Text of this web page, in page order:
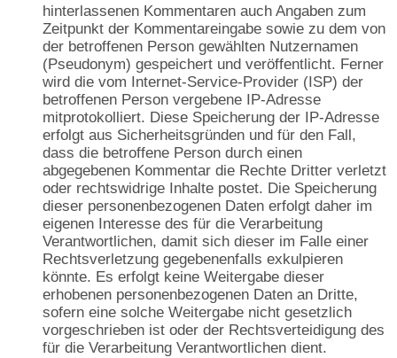
hinterlassenen Kommentaren auch Angaben zum
Zeitpunkt der Kommentareingabe sowie zu dem von
der betroffenen Person gewählten Nutzernamen
(Pseudonym) gespeichert und veröffentlicht. Ferner
wird die vom Internet-Service-Provider (ISP) der
betroffenen Person vergebene IP-Adresse
mitprotokolliert. Diese Speicherung der IP-Adresse
erfolgt aus Sicherheitsgründen und für den Fall,
dass die betroffene Person durch einen
abgegebenen Kommentar die Rechte Dritter verletzt
oder rechtswidrige Inhalte postet. Die Speicherung
dieser personenbezogenen Daten erfolgt daher im
eigenen Interesse des für die Verarbeitung
Verantwortlichen, damit sich dieser im Falle einer
Rechtsverletzung gegebenenfalls exkulpieren
könnte. Es erfolgt keine Weitergabe dieser
erhobenen personenbezogenen Daten an Dritte,
sofern eine solche Weitergabe nicht gesetzlich
vorgeschrieben ist oder der Rechtsverteidigung des
für die Verarbeitung Verantwortlichen dient.